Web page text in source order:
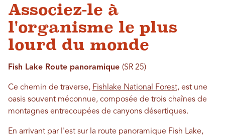
Associez-le à
l'organisme le plus
lourd du monde
Fish Lake Route panoramique (SR 25)
Ce chemin de traverse, Fishlake National Forest, est une
oasis souvent méconnue, composée de trois chaînes de
montagnes entrecoupées de canyons désertiques.
En arrivant par l'est sur la route panoramique Fish Lake,